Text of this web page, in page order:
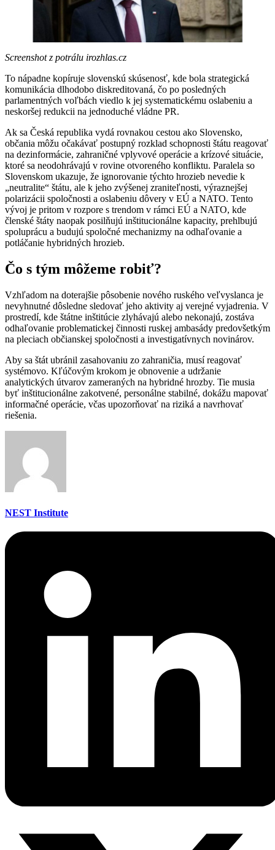
Screenshot z potrálu irozhlas.cz
To nápadne kopíruje slovenskú skúsenosť, kde bola strategická
komunikácia dlhodobo diskreditovaná, čo po posledných
parlamentných voľbách viedlo k jej systematickému oslabeniu a
neskoršej redukcii na jednoduché vládne PR.
Ak sa Česká republika vydá rovnakou cestou ako Slovensko,
občania môžu očakávať postupný rozklad schopnosti štátu reagovať
na dezinformácie, zahraničné vplyvové operácie a krízové situácie,
ktoré sa neodohrávajú v rovine otvoreného konfliktu. Paralela so
Slovenskom ukazuje, že ignorovanie týchto hrozieb nevedie k
„neutralite“ štátu, ale k jeho zvýšenej zraniteľnosti, výraznejšej
polarizácii spoločnosti a oslabeniu dôvery v EÚ a NATO. Tento
vývoj je pritom v rozpore s trendom v rámci EÚ a NATO, kde
členské štáty naopak posilňujú inštitucionálne kapacity, prehlbujú
spoluprácu a budujú spoločné mechanizmy na odhaľovanie a
potláčanie hybridných hrozieb.
Čo s tým môžeme robiť?
Vzhľadom na doterajšie pôsobenie nového ruského veľvyslanca je
nevyhnutné dôsledne sledovať jeho aktivity aj verejné vyjadrenia. V
prostredí, kde štátne inštitúcie zlyhávajú alebo nekonajú, zostáva
odhaľovanie problematickej činnosti ruskej ambasády predovšetkým
na pleciach občianskej spoločnosti a investigatívnych novinárov.
Aby sa štát ubránil zasahovaniu zo zahraničia, musí reagovať
systémovo. Kľúčovým krokom je obnovenie a udržanie
analytických útvarov zameraných na hybridné hrozby. Tie musia
byť inštitucionálne zakotvené, personálne stabilné, dokážu mapovať
informačné operácie, včas upozorňovať na riziká a navrhovať
riešenia.
NEST Institute